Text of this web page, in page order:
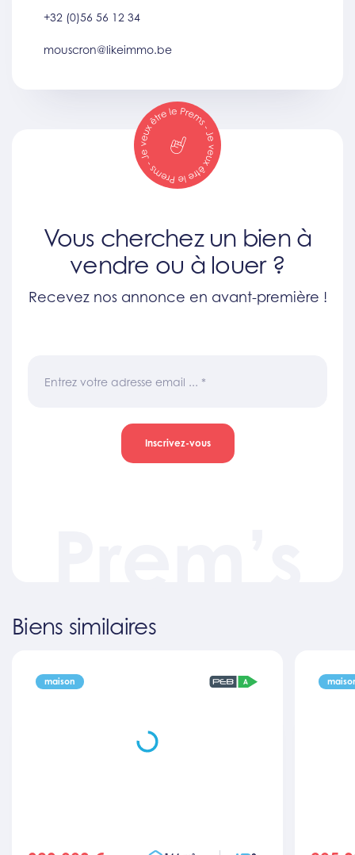
+32 (0)56 56 12 34
mouscron@likeimmo.be
Vous cherchez un bien à
vendre ou à louer ?
Recevez nos annonce en avant-première !
Entrez votre adresse email ... *
Inscrivez-vous
Biens similaires
maison